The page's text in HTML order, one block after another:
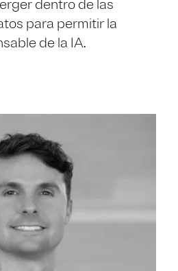
dentro de las
para permitir la
de la IA.